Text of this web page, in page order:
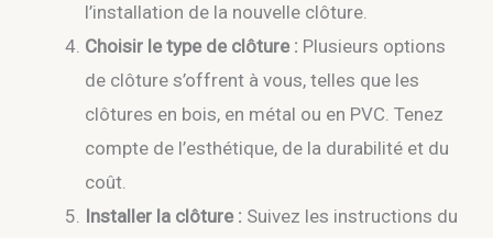
l’installation de la nouvelle clôture.
Choisir le type de clôture : Plusieurs options
de clôture s’offrent à vous, telles que les
clôtures en bois, en métal ou en PVC. Tenez
compte de l’esthétique, de la durabilité et du
coût.
Installer la clôture : Suivez les instructions du